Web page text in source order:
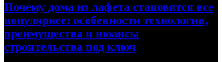
Почему дома из лафета становятся все
популярнее: особенности технологии,
преимущества и нюансы
строительства под ключ